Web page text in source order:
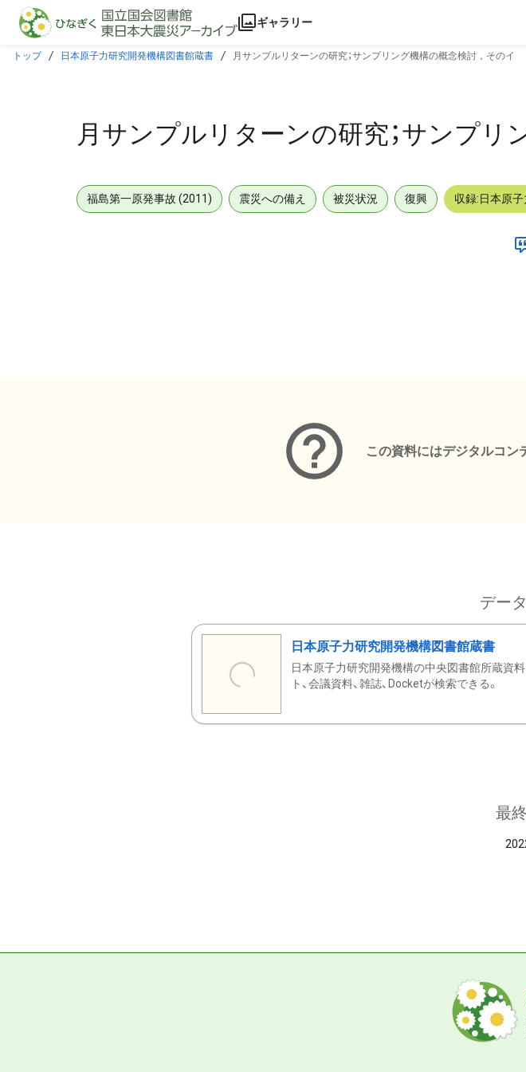
本文に飛ぶ
ギャラリー
トップ 日本原子力研究開発機構図書館蔵書 月サンプルリターンの研究；サンプリング機構の概念検討，そのイ
月サンプルリターンの研究；サンプリ
福島第一原発事故 (2011) 震災への備え 被災状況 復興 収録:日本原
この資料にはデジタルコン
デー
日本原子力研究開発機構図書館蔵書
日本原子力研究開発機構の中央図書館所蔵資
ト、会議資料、雑誌、Docketが検索できる。
最